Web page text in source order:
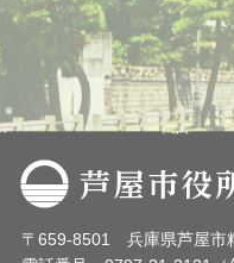
芦屋市役所
〒659-8501 兵庫県芦屋市